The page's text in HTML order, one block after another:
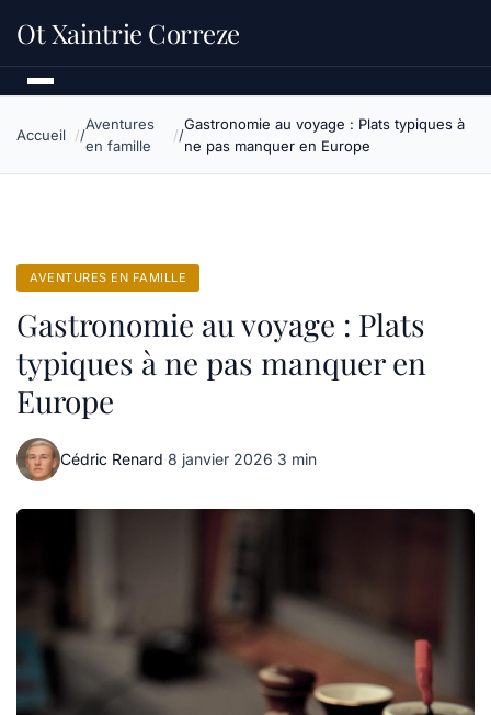
Ot Xaintrie Correze
Accueil
Aventures
en famille
Gastronomie au voyage : Plats typiques à
ne pas manquer en Europe
AVENTURES EN FAMILLE
Gastronomie au voyage : Plats
typiques à ne pas manquer en
Europe
Cédric Renard·8 janvier 2026·3 min